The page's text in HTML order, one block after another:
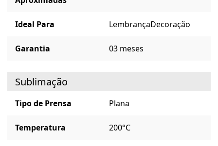
Ideal Para LembrançaDecoração
Garantia 03 meses
Sublimação
Tipo de Prensa Plana
Temperatura 200°C